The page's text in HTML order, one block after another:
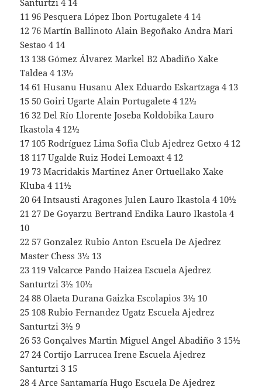
Santurtzi 4 14
11 96 Pesquera López Ibon Portugalete 4 14
12 76 Martín Ballinoto Alain Begoñako Andra Mari
Sestao 4 14
13 138 Gómez Álvarez Markel B2 Abadiño Xake
Taldea 4 13½
14 61 Husanu Husanu Alex Eduardo Eskartzaga 4 13
15 50 Goiri Ugarte Alain Portugalete 4 12½
16 32 Del Río Llorente Joseba Koldobika Lauro
Ikastola 4 12½
17 105 Rodríguez Lima Sofia Club Ajedrez Getxo 4 12
18 117 Ugalde Ruiz Hodei Lemoaxt 4 12
19 73 Macridakis Martinez Aner Ortuellako Xake
Kluba 4 11½
20 64 Intsausti Aragones Julen Lauro Ikastola 4 10½
21 27 De Goyarzu Bertrand Endika Lauro Ikastola 4
10
22 57 Gonzalez Rubio Anton Escuela De Ajedrez
Master Chess 3½ 13
23 119 Valcarce Pando Haizea Escuela Ajedrez
Santurtzi 3½ 10½
24 88 Olaeta Durana Gaizka Escolapios 3½ 10
25 108 Rubio Fernandez Ugatz Escuela Ajedrez
Santurtzi 3½ 9
26 53 Gonçalves Martin Miguel Angel Abadiño 3 15½
27 24 Cortijo Larrucea Irene Escuela Ajedrez
Santurtzi 3 15
28 4 Arce Santamaría Hugo Escuela De Ajedrez